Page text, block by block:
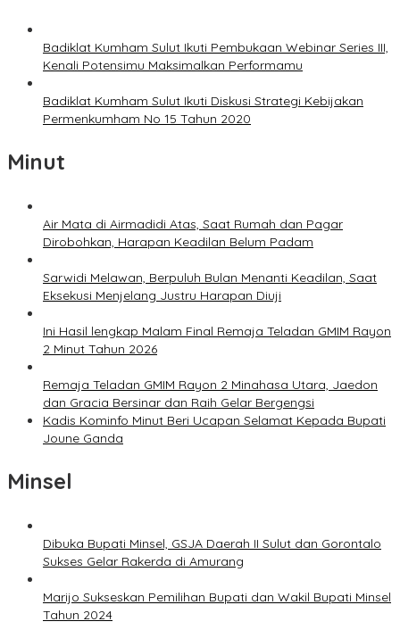
Badiklat Kumham Sulut Ikuti Pembukaan Webinar Series III,
Kenali Potensimu Maksimalkan Performamu
Badiklat Kumham Sulut Ikuti Diskusi Strategi Kebijakan
Permenkumham No 15 Tahun 2020
Minut
Air Mata di Airmadidi Atas, Saat Rumah dan Pagar
Dirobohkan, Harapan Keadilan Belum Padam
Sarwidi Melawan, Berpuluh Bulan Menanti Keadilan, Saat
Eksekusi Menjelang Justru Harapan Diuji
Ini Hasil lengkap Malam Final Remaja Teladan GMIM Rayon
2 Minut Tahun 2026
Remaja Teladan GMIM Rayon 2 Minahasa Utara, Jaedon
dan Gracia Bersinar dan Raih Gelar Bergengsi
Kadis Kominfo Minut Beri Ucapan Selamat Kepada Bupati
Joune Ganda
Minsel
Dibuka Bupati Minsel, GSJA Daerah II Sulut dan Gorontalo
Sukses Gelar Rakerda di Amurang
Marijo Sukseskan Pemilihan Bupati dan Wakil Bupati Minsel
Tahun 2024